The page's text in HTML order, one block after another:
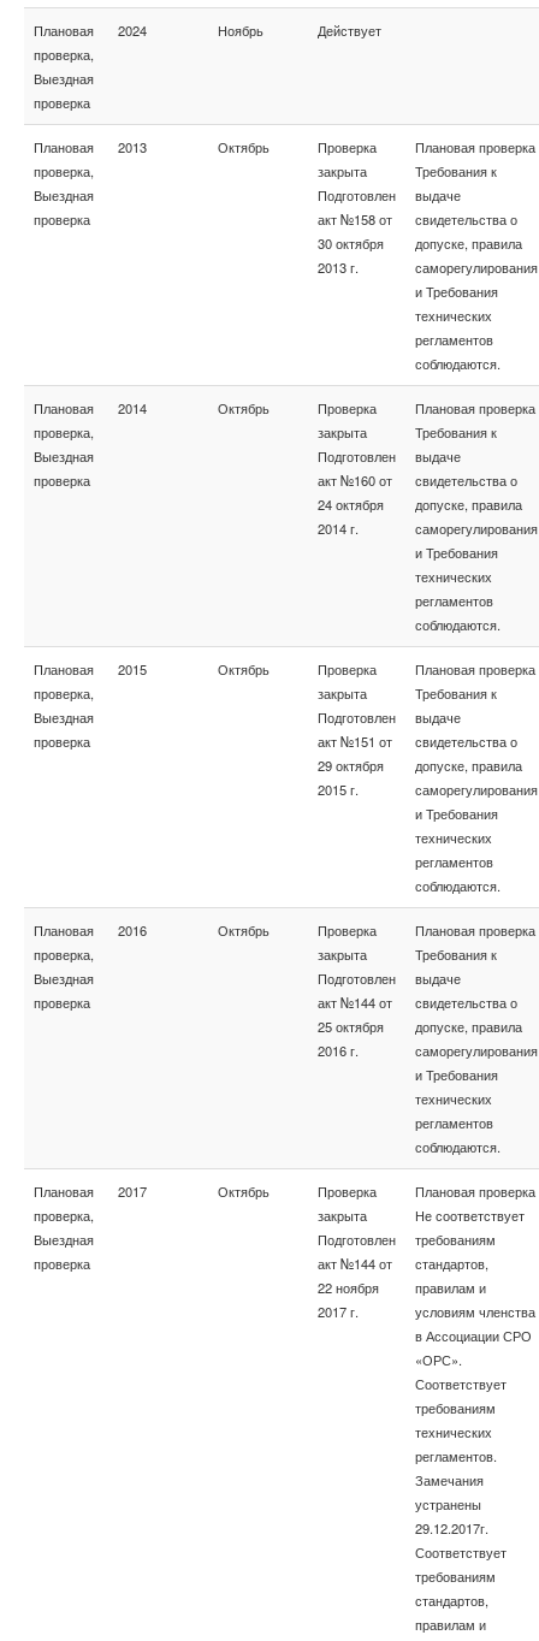
Плановая
проверка,
Выездная
проверка
2024 Ноябрь Действует
Плановая
проверка,
Выездная
проверка
2013 Октябрь
Проверка
закрыта
Подготовлен
акт №158 от
30 октября
2013 г.
Плановая проверка
Требования к
выдаче
свидетельства о
допуске, правила
саморегулирования
и Требования
технических
регламентов
соблюдаются.
Плановая
проверка,
Выездная
проверка
2014 Октябрь
Проверка
закрыта
Подготовлен
акт №160 от
24 октября
2014 г.
Плановая проверка
Требования к
выдаче
свидетельства о
допуске, правила
саморегулирования
и Требования
технических
регламентов
соблюдаются.
Плановая
проверка,
Выездная
проверка
2015 Октябрь
Проверка
закрыта
Подготовлен
акт №151 от
29 октября
2015 г.
Плановая проверка
Требования к
выдаче
свидетельства о
допуске, правила
саморегулирования
и Требования
технических
регламентов
соблюдаются.
Плановая
проверка,
Выездная
проверка
2016 Октябрь
Проверка
закрыта
Подготовлен
акт №144 от
25 октября
2016 г.
Плановая проверка
Требования к
выдаче
свидетельства о
допуске, правила
саморегулирования
и Требования
технических
регламентов
соблюдаются.
Плановая
проверка,
Выездная
проверка
2017 Октябрь
Проверка
закрыта
Подготовлен
акт №144 от
22 ноября
2017 г.
Плановая проверка
Не соответствует
требованиям
стандартов,
правилам и
условиям членства
в Ассоциации СРО
«ОРС».
Соответствует
требованиям
технических
регламентов.
Замечания
устранены
29.12.2017г.
Соответствует
требованиям
стандартов,
правилам и